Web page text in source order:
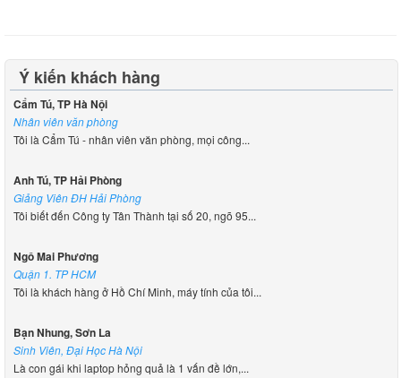
Ý kiến khách hàng
Cẩm Tú, TP Hà Nội
Nhân viên văn phòng
Tôi là Cẩm Tú - nhân viên văn phòng, mọi công...
Anh Tú, TP Hải Phòng
Giảng Viên ĐH Hải Phòng
Tôi biết đến Công ty Tân Thành tại số 20, ngõ 95...
Ngô Mai Phương
Quận 1. TP HCM
Tôi là khách hàng ở Hồ Chí Minh, máy tính của tôi...
Bạn Nhung, Sơn La
Sinh Viên, Đại Học Hà Nội
Là con gái khi laptop hỏng quả là 1 vấn đề lớn,...